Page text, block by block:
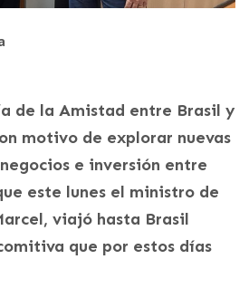
de la Amistad entre Brasil y
motivo de explorar nuevas
e inversión entre
este lunes el ministro de
viajó hasta Brasil
que por estos días